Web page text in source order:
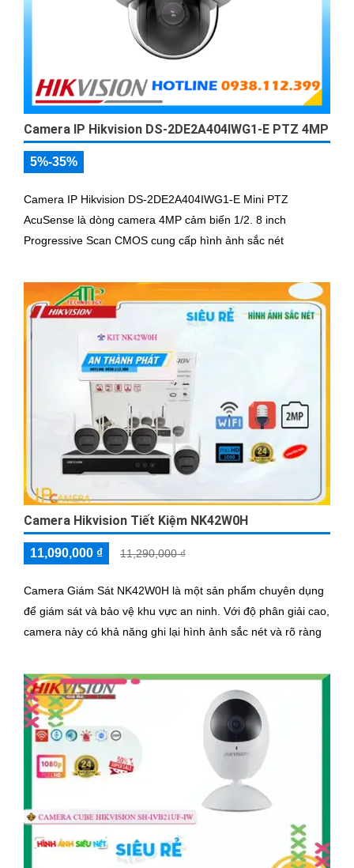
Camera IP Hikvision DS-2DE2A404IWG1-E PTZ 4MP
5%-35%
Camera IP Hikvision DS-2DE2A404IWG1-E Mini PTZ
AcuSense là dòng camera 4MP cảm biến 1/2. 8 inch
Progressive Scan CMOS cung cấp hình ảnh sắc nét
Camera Hikvision Tiết Kiệm NK42W0H
11,090,000 ₫ 11,290,000 ₫
Camera Giám Sát NK42W0H là một sản phẩm chuyên dụng
để giám sát và bảo vệ khu vực an ninh. Với độ phân giải cao,
camera này có khả năng ghi lại hình ảnh sắc nét và rõ ràng